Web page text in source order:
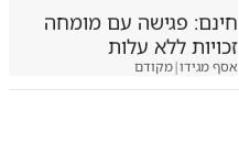
חינם: פגישה עם מומחה
זכויות ללא עלות
אסף מגידו|מקודם